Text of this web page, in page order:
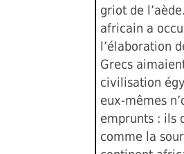
griot de
africain a
l’élaboration
Grecs
civilisation
eux-mêmes
emprunts : ils
comme la